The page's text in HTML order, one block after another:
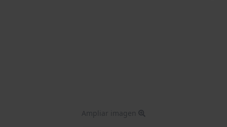
Ampliar imagen